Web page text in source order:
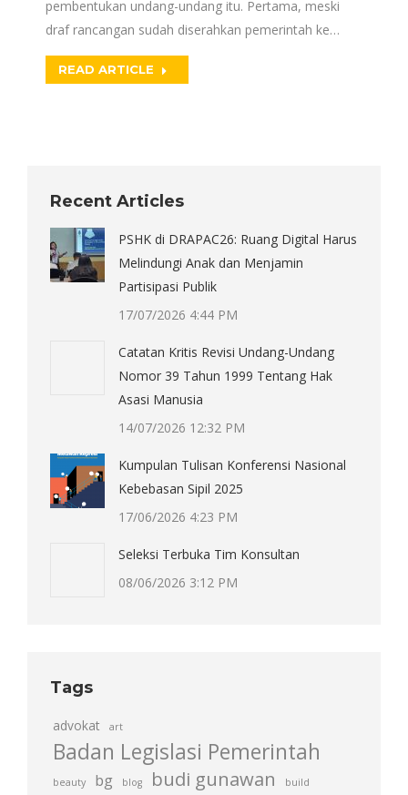
pembentukan undang-undang itu. Pertama, meski
draf rancangan sudah diserahkan pemerintah ke…
READ ARTICLE
Recent Articles
PSHK di DRAPAC26: Ruang Digital Harus
Melindungi Anak dan Menjamin
Partisipasi Publik
17/07/2026 4:44 PM
Catatan Kritis Revisi Undang-Undang
Nomor 39 Tahun 1999 Tentang Hak
Asasi Manusia
14/07/2026 12:32 PM
Kumpulan Tulisan Konferensi Nasional
Kebebasan Sipil 2025
17/06/2026 4:23 PM
Seleksi Terbuka Tim Konsultan
08/06/2026 3:12 PM
Tags
advokat art
Badan Legislasi Pemerintah
beauty bg blog budi gunawan build